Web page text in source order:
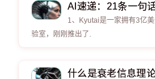
AI速递：21条一句
1、Kyutai是一家拥有3亿
验室，刚刚推出了.
什么是衰老信息理论